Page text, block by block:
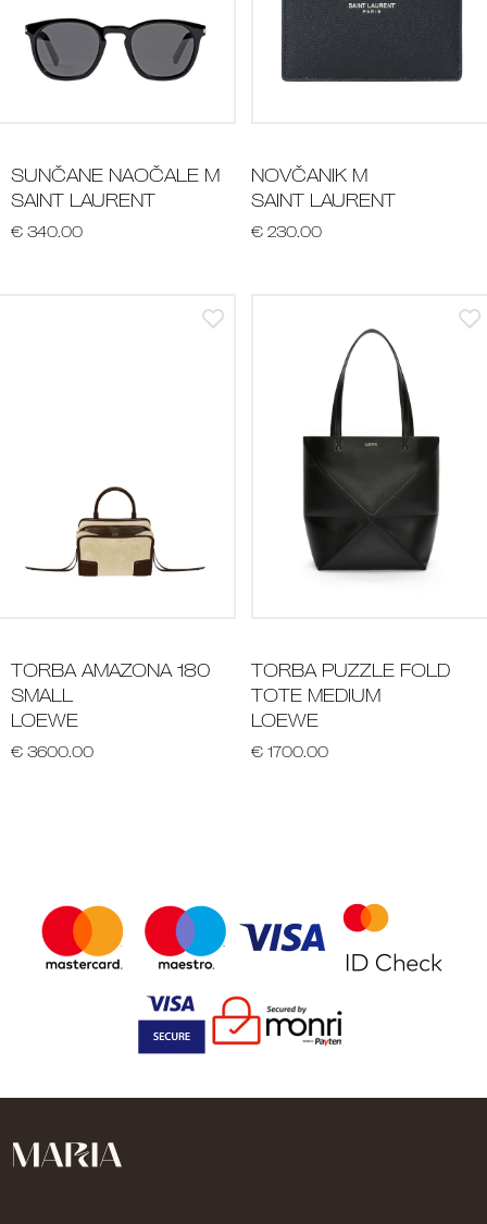
SUNČANE NAOČALE M
SAINT LAURENT
€ 340.00
NOVČANIK M
SAINT LAURENT
€ 230.00
TORBA AMAZONA 180
SMALL
LOEWE
€ 3600.00
TORBA PUZZLE FOLD
TOTE MEDIUM
LOEWE
€ 1700.00